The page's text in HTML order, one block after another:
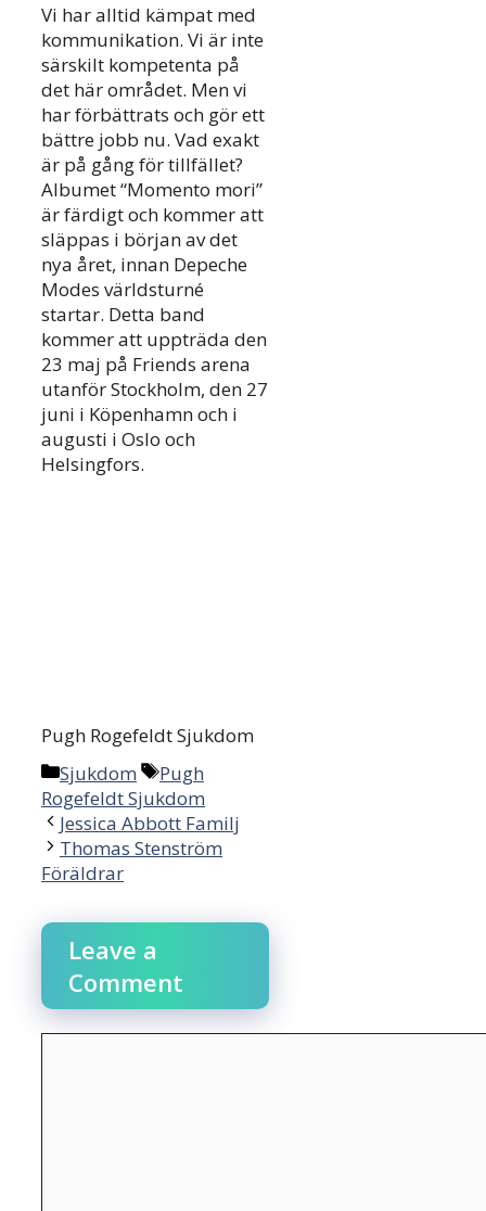
Vi har alltid kämpat med
kommunikation. Vi är inte
särskilt kompetenta på
det här området. Men vi
har förbättrats och gör ett
bättre jobb nu. Vad exakt
är på gång för tillfället?
Albumet “Momento mori”
är färdigt och kommer att
släppas i början av det
nya året, innan Depeche
Modes världsturné
startar. Detta band
kommer att uppträda den
23 maj på Friends arena
utanför Stockholm, den 27
juni i Köpenhamn och i
augusti i Oslo och
Helsingfors.
Pugh Rogefeldt Sjukdom
Categories
Sjukdom Tags
Pugh
Rogefeldt Sjukdom
Post
navigation
Jessica Abbott Familj
Thomas Stenström
Föräldrar
Leave a
Comment